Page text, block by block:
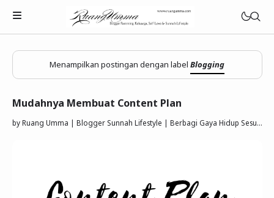
Parenting Islami
Refleksi Muslimah
Menampilkan postingan dengan label Blogging
Mudahnya Membuat Content Plan
byRuang Umma | Blogger Sunnah Lifestyle | Berbagi Gaya Hidup Sesuai Quran Sunnah